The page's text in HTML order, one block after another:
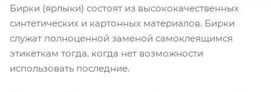
Бирки (ярлыки) состоят из высококачественных
синтетических и картонных материалов. Бирки
служат полноценной заменой самоклеящимся
этикеткам тогда, когда нет возможности
использовать последние.